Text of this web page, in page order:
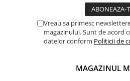
Racire/Incalzire
Statii energie portabile
Vreau sa primesc
magazinului. Sunt de acord
datelor conform Politicii de
MAGAZINUL